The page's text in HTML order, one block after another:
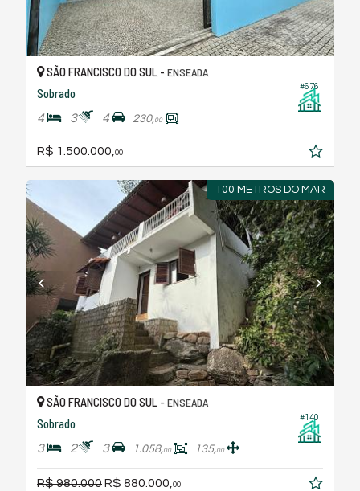
#676
SÃO FRANCISCO DO SUL - ENSEADA
Sobrado
4 3 4 230,00
R$ 1.500.000,00
100 METROS DO MAR
#140
SÃO FRANCISCO DO SUL - ENSEADA
Sobrado
3 2 3 1.058,00 135,00
R$ 980.000R$ 880.000, 00